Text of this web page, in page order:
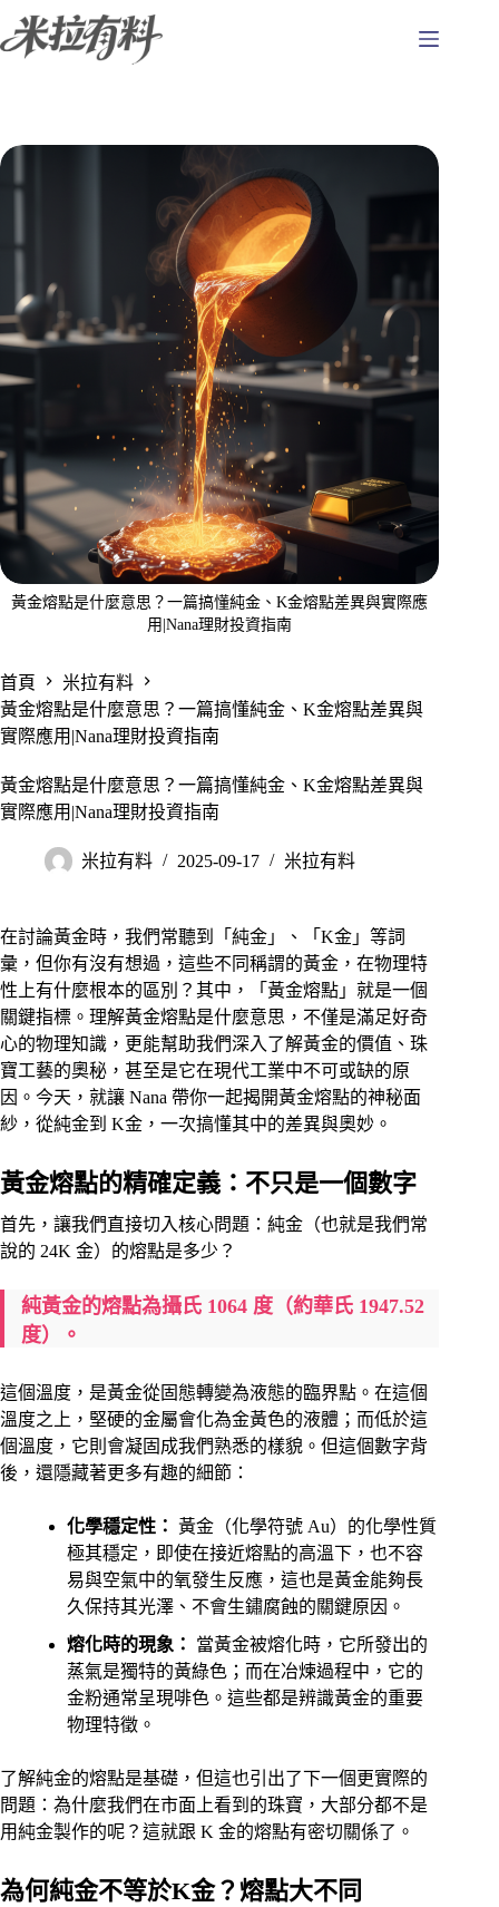
至
容
黃金熔點是什麼意思？一篇搞懂純金、K金熔點差異與實際應
用|Nana理財投資指南
首頁
米拉有料
黃金熔點是什麼意思？一篇搞懂純金、K金熔點差異與
實際應用|Nana理財投資指南
黃金熔點是什麼意思？一篇搞懂純金、K金熔點差異與
實際應用|Nana理財投資指南
米拉有料 2025-09-17 米拉有料
在討論黃金時，我們常聽到「純金」、「K金」等詞
彙，但你有沒有想過，這些不同稱謂的黃金，在物理特
性上有什麼根本的區別？其中，「黃金熔點」就是一個
關鍵指標。理解黃金熔點是什麼意思，不僅是滿足好奇
心的物理知識，更能幫助我們深入了解黃金的價值、珠
寶工藝的奧秘，甚至是它在現代工業中不可或缺的原
因。今天，就讓 Nana 帶你一起揭開黃金熔點的神秘面
紗，從純金到 K金，一次搞懂其中的差異與奧妙。
黃金熔點的精確定義：不只是一個數字
首先，讓我們直接切入核心問題：純金（也就是我們常
說的 24K 金）的熔點是多少？
純黃金的熔點為攝氏 1064 度（約華氏 1947.52
度）。
這個溫度，是黃金從固態轉變為液態的臨界點。在這個
溫度之上，堅硬的金屬會化為金黃色的液體；而低於這
個溫度，它則會凝固成我們熟悉的樣貌。但這個數字背
後，還隱藏著更多有趣的細節：
化學穩定性： 黃金（化學符號 Au）的化學性質
極其穩定，即使在接近熔點的高溫下，也不容
易與空氣中的氧發生反應，這也是黃金能夠長
久保持其光澤、不會生鏽腐蝕的關鍵原因。
熔化時的現象：
當黃金被熔化時，它所發出的
蒸氣是獨特的黃綠色；而在冶煉過程中，它的
金粉通常呈現啡色。這些都是辨識黃金的重要
物理特徵。
了解純金的熔點是基礎，但這也引出了下一個更實際的
問題：為什麼我們在市面上看到的珠寶，大部分都不是
用純金製作的呢？這就跟 K 金的熔點有密切關係了。
為何純金不等於K金？熔點大不同